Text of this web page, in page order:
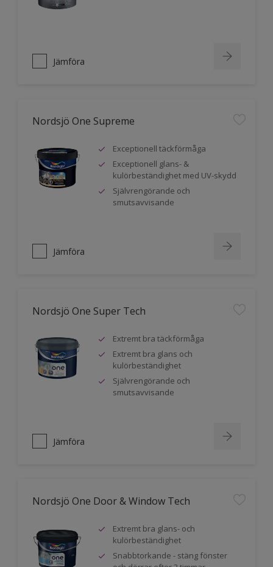
Jämföra
Nordsjö One Supreme
Exceptionell täckförmåga
Exceptionell glans- &
kulörbeständighet med UV-skydd
Självrengörande och
smutsavvisande
Jämföra
Nordsjö One Super Tech
Extremt bra täckförmåga
Extremt bra glans och
kulörbeständighet
Självrengörande och
smutsavvisande
Jämföra
Nordsjö One Door & Window Tech
Extremt bra glans- och
kulörbeständighet
Snabbtorkande - stäng fönster